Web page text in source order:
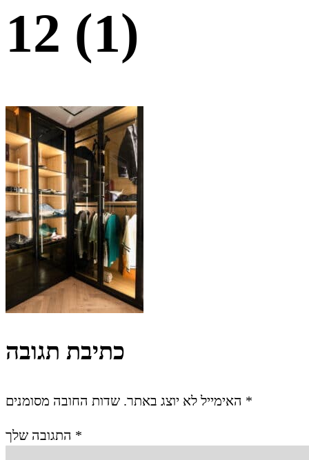
12 (1)
כתיבת תגובה
האימייל לא יוצג באתר. *
*